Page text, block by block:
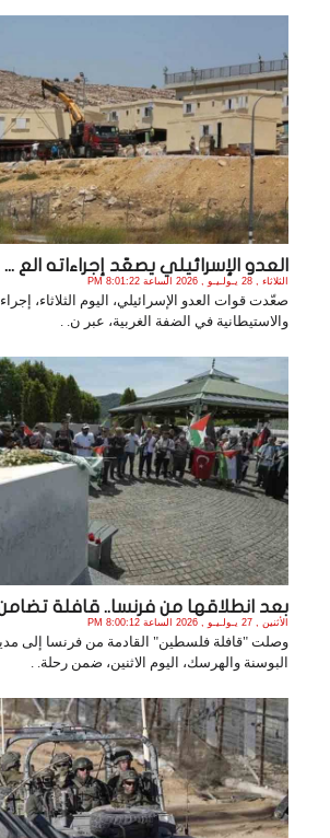
العدو الإسرائيلي يصعّد إجراءاته الع ...
الثلاثاء , 28 يـولـيـو , 2026 الساعة 8:01:22 PM
صعّدت قوات العدو الإسرائيلي، اليوم الثلاثاء،
والاستيطانية في الضفة الغربية، عبر ن. .
بعد انطلاقها من فرنسا.. قافلة
الأثنين , 27 يـولـيـو , 2026 الساعة 8:00:12 PM
وصلت "قافلة فلسطين" القادمة من فرنسا إلى
البوسنة والهرسك، اليوم الاثنين، ضمن رحلة. .